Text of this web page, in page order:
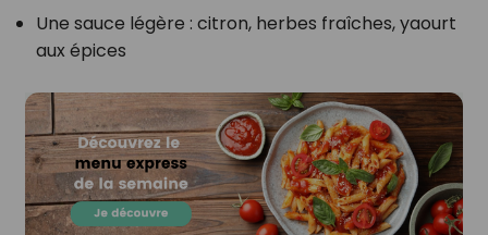
Une sauce légère : citron, herbes fraîches, yaourt
aux épices